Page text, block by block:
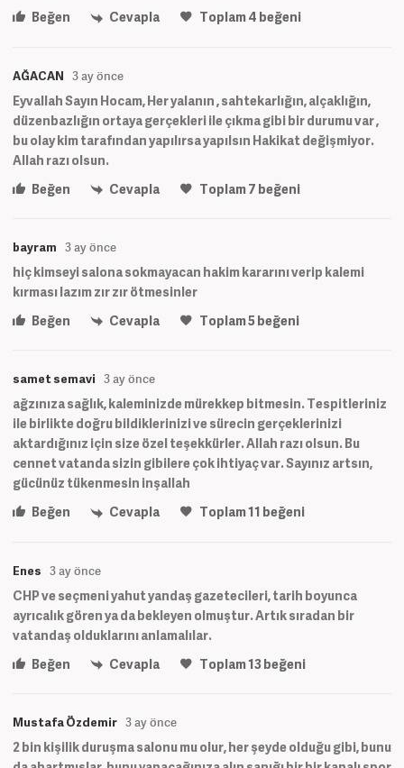
Beğen
Cevapla Toplam4 beğeni
AĞACAN 3 ay önce
Eyvallah Sayın Hocam, Her yalanın , sahtekarlığın, alçaklığın,
düzenbazlığın ortaya gerçekleri ile çıkma gibi bir durumu var ,
bu olay kim tarafından yapılırsa yapılsın Hakikat değişmiyor.
Allah razı olsun.
Beğen
Cevapla Toplam7 beğeni
bayram 3 ay önce
hiç kimseyi salona sokmayacan hakim kararını verip kalemi
kırması lazım zır zır ötmesinler
Beğen
Cevapla Toplam5beğeni
samet semavi 3 ay önce
ağzınıza sağlık, kaleminizde mürekkep bitmesin. Tespitleriniz
ile birlikte doğru bildiklerinizi ve sürecin gerçeklerinizi
aktardığınız için size özel teşekkürler. Allah razı olsun. Bu
cennet vatanda sizin gibilere çok ihtiyaç var. Sayınız artsın,
gücünüz tükenmesin inşallah
Beğen
Cevapla Toplam11 beğeni
Enes 3 ay önce
CHP ve seçmeni yahut yandaş gazetecileri, tarih boyunca
ayrıcalık gören ya da bekleyen olmuştur. Artık sıradan bir
vatandaş olduklarını anlamalılar.
Beğen
Cevapla Toplam13beğeni
Mustafa Özdemir 3 ay önce
2 bin kişilik duruşma salonu mu olur, her şeyde olduğu gibi, bunu